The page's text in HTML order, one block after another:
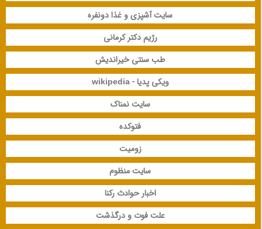
سایت آشپزی و غذا دونفره
رژیم دکتر کرمانی
طب سنتی خیراندیش
ویکی پدیا - wikipedia
سایت نمناک
فتوکده
زومیت
سایت منظوم
اخبار حوادث رکنا
علت فوت و درگذشت